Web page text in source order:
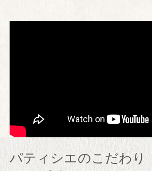
パティシエのこだわり
過ごし方